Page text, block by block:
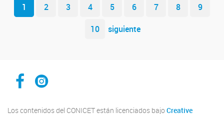
Navegador de artículos
1 2 3 4 5 6 7 8
9
10
siguiente
Facebook CCT Salta - JujuyInstagram CONICET Salta Jujuy
Los contenidos del CONICET están licenciados bajo Creative